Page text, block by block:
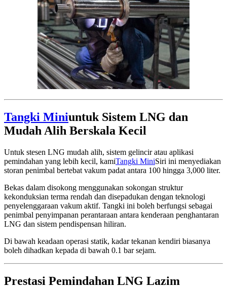
Tangki Miniuntuk Sistem LNG dan
Mudah Alih Berskala Kecil
Untuk stesen LNG mudah alih, sistem gelincir atau aplikasi
pemindahan yang lebih kecil, kamiTangki MiniSiri ini menyediakan
storan penimbal bertebat vakum padat antara 100 hingga 3,000 liter.
Bekas dalam disokong menggunakan sokongan struktur
kekonduksian terma rendah dan disepadukan dengan teknologi
penyelenggaraan vakum aktif. Tangki ini boleh berfungsi sebagai
penimbal penyimpanan perantaraan antara kenderaan penghantaran
LNG dan sistem pendispensan hiliran.
Di bawah keadaan operasi statik, kadar tekanan kendiri biasanya
boleh dihadkan kepada di bawah 0.1 bar sejam.
Prestasi Pemindahan LNG Lazim